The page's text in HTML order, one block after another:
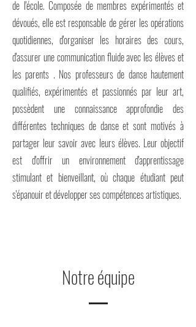
de l'école. Composée de membres expérimentés et
dévoués, elle est responsable de gérer les opérations
quotidiennes, d'organiser les horaires des cours,
d'assurer une communication fluide avec les élèves et
les parents . Nos professeurs de danse hautement
qualifiés, expérimentés et passionnés par leur art,
possèdent une connaissance approfondie des
différentes techniques de danse et sont motivés à
partager leur savoir avec leurs élèves. Leur objectif
est d'offrir un environnement d'apprentissage
stimulant et bienveillant, où chaque étudiant peut
s'épanouir et développer ses compétences artistiques.
Notre équipe